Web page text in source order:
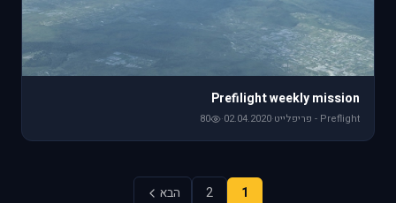
Prefilight weekly mission
Preflight - פריפלייט ·
02.04.2020
·
80
1
2 הבא